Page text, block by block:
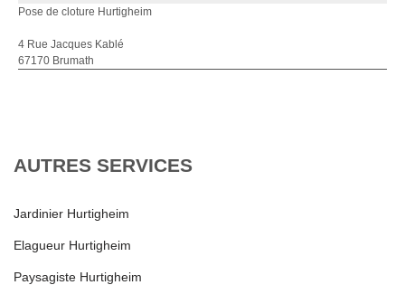
Pose de cloture Hurtigheim
4 Rue Jacques Kablé
67170 Brumath
AUTRES SERVICES
Jardinier Hurtigheim
Elagueur Hurtigheim
Paysagiste Hurtigheim